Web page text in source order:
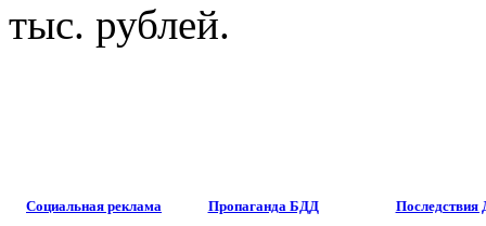
тыс. рублей.
Социальная реклама Пропаганда БДД